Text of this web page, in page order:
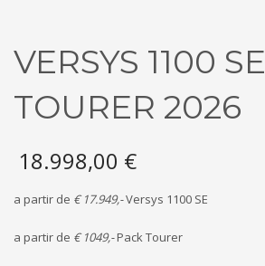
VERSYS 1100 SE
TOURER 2026
18.998,00 €
a partir de € 17.949,-Versys 1100 SE
a partir de € 1049,-Pack Tourer